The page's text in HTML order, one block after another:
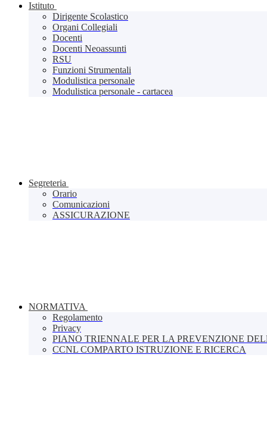
Istituto
Dirigente Scolastico
Organi Collegiali
Docenti
Docenti Neoassunti
RSU
Funzioni Strumentali
Modulistica personale
Modulistica personale - cartacea
Segreteria
Orario
Comunicazioni
ASSICURAZIONE
NORMATIVA
Regolamento
Privacy
PIANO TRIENNALE PER LA PREVENZIONE
CCNL COMPARTO ISTRUZIONE E RICERCA